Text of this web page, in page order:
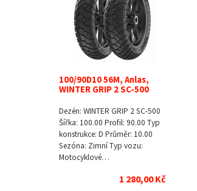
100/90D10 56M, Anlas,
WINTER GRIP 2 SC-500
Dezén: WINTER GRIP 2 SC-500
Šířka: 100.00 Profil: 90.00 Typ
konstrukce: D Průměr: 10.00
Sezóna: Zimní Typ vozu:
Motocyklové…
1 280,00 Kč